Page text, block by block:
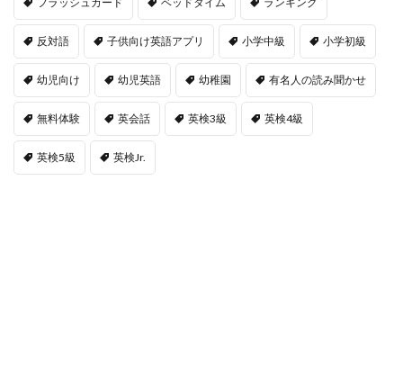
反対語 子供向け英語アプリ 小学中級 小学初級
幼児向け 幼児英語 幼稚園 有名人の読み聞かせ
無料体験 英会話 英検3級 英検4級
英検5級 英検Jr.